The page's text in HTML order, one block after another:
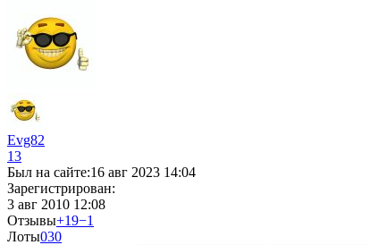
Evg82
13
Был на сайте:16 авг 2023 14:04
Зарегистрирован:
3 авг 2010 12:08
Отзывы+19−1
Лоты030